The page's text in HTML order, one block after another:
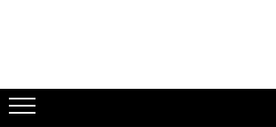
BERE
CAFEA
DEODORANTE
PARFUMURI